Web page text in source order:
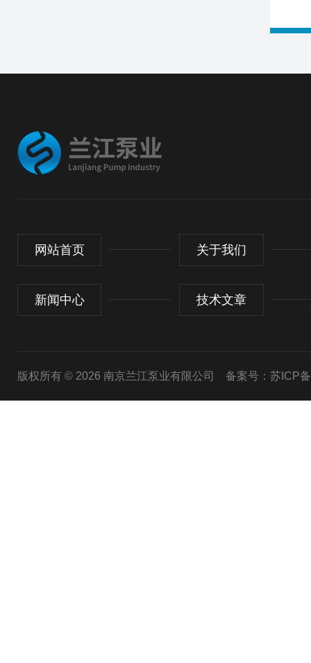
网站首页 关于我们
新闻中心 技术文章
版权所有 © 2026 南京兰江泵业有限公司 备案号：苏ICP